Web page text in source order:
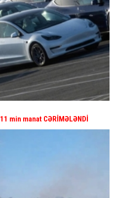
11 min manat CƏRİMƏLƏNDİ